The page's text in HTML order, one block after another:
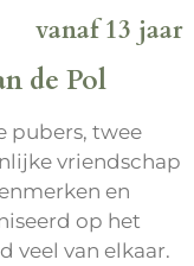
vanaf 13 jaar
de Pol
pubers, twee
vriendschap
en
op het
veel van elkaar.